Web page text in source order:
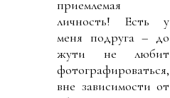
приемлемая
личность! Есть у
меня подруга – до
жути не любит
фотографироваться,
вне зависимости от